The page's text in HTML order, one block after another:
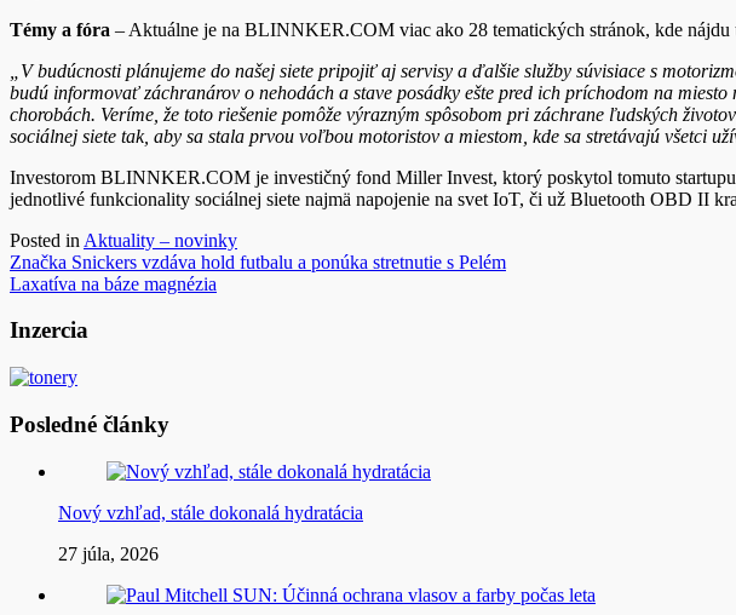
Témy a fóra – Aktuálne je na BLINNKER.COM viac ako 28 tematických stránok, kde
„V budúcnosti plánujeme do našej siete pripojiť aj servisy a ďalšie služby súvisiace s
budú informovať záchranárov o nehodách a stave posádky ešte pred ich príchodom na
chorobách. Veríme, že toto riešenie pomôže výrazným spôsobom pri záchrane ľudských
sociálnej siete tak, aby sa stala prvou voľbou motoristov a miestom, kde sa stretávajú všetci
Investorom BLINNKER.COM je investičný fond Miller Invest, ktorý poskytol tomuto
jednotlivé funkcionality sociálnej siete najmä napojenie na svet IoT, či už Bluetooth OBD II
Posted in Aktuality – novinky
Navigácia
v
článku
Značka Snickers vzdáva hold futbalu a ponúka stretnutie s Pelém
Laxatíva na báze magnézia
Inzercia
Posledné články
Nový vzhľad, stále dokonalá hydratácia
27 júla, 2026